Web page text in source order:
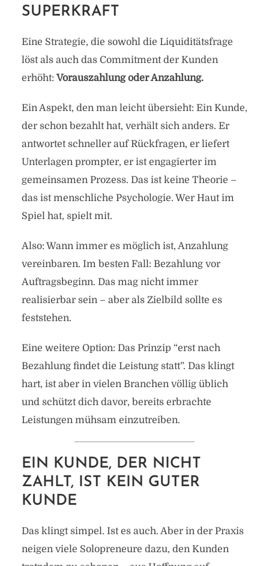
SUPERKRAFT
Eine Strategie, die sowohl die Liquiditätsfrage
löst als auch das Commitment der Kunden
erhöht:Vorauszahlung oder Anzahlung.
Ein Aspekt, den man leicht übersieht: Ein Kunde,
der schon bezahlt hat, verhält sich anders. Er
antwortet schneller auf Rückfragen, er liefert
Unterlagen prompter, er ist engagierter im
gemeinsamen Prozess. Das ist keine Theorie –
das ist menschliche Psychologie. Wer Haut im
Spiel hat, spielt mit.
Also: Wann immer es möglich ist, Anzahlung
vereinbaren. Im besten Fall: Bezahlung vor
Auftragsbeginn. Das mag nicht immer
realisierbar sein – aber als Zielbild sollte es
feststehen.
Eine weitere Option: Das Prinzip “erst nach
Bezahlung findet die Leistung statt”. Das klingt
hart, ist aber in vielen Branchen völlig üblich
und schützt dich davor, bereits erbrachte
Leistungen mühsam einzutreiben.
EIN KUNDE, DER NICHT
ZAHLT, IST KEIN GUTER
KUNDE
Das klingt simpel. Ist es auch. Aber in der Praxis
neigen viele Solopreneure dazu, den Kunden